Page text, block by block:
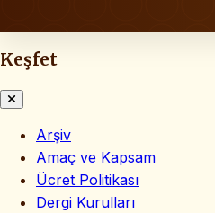
Keşfet
Arşiv
Amaç ve Kapsam
Ücret Politikası
Dergi Kurulları